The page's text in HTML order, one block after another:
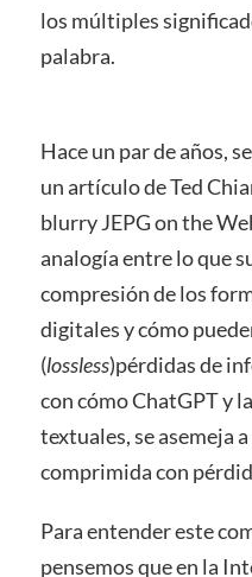
los múltiples
palabra.
Hace un par de años,
un artículo de Ted
blurry JEPG on the
analogía entre lo que
compresión de los
digitales y cómo
(lossless)pérdidas de
con cómo ChatGPT y
textuales, se asemeja
comprimida con
Para entender este
pensemos que en la